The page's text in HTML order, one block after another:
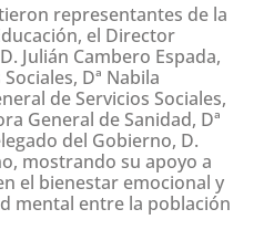
representantes de la
el Director
Julián Cambero Espada,
Dª Nabila
de Servicios Sociales,
General de Sanidad, Dª
del Gobierno, D.
mostrando su apoyo a
el bienestar emocional y
mental entre la población